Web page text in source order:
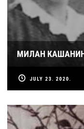
МИЛАН
JULY 23. 2020.